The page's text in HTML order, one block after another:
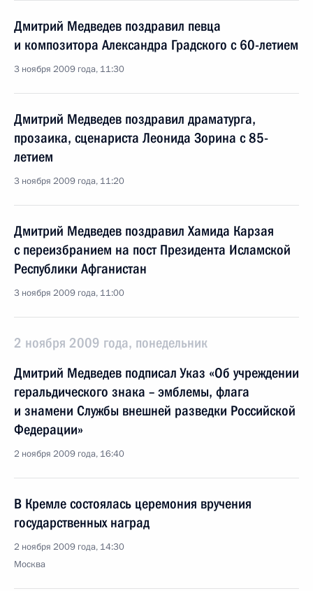
Дмитрий Медведев поздравил певца
и композитора Александра Градского с 60-летием
3 ноября 2009 года, 11:30
Дмитрий Медведев поздравил драматурга,
прозаика, сценариста Леонида Зорина с 85-
летием
3 ноября 2009 года, 11:20
Дмитрий Медведев поздравил Хамида Карзая
с переизбранием на пост Президента Исламской
Республики Афганистан
3 ноября 2009 года, 11:00
2 ноября 2009 года, понедельник
Дмитрий Медведев подписал Указ «Об учреждении
геральдического знака – эмблемы, флага
и знамени Службы внешней разведки Российской
Федерации»
2 ноября 2009 года, 16:40
В Кремле состоялась церемония вручения
государственных наград
2 ноября 2009 года, 14:30
Москва